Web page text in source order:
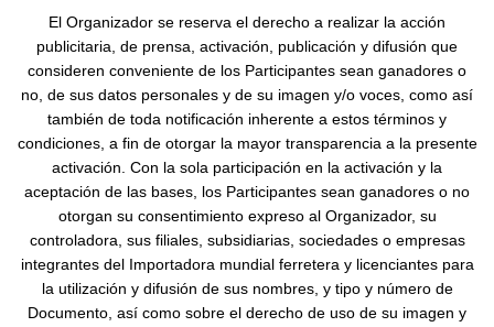
El Organizador se reserva el derecho a realizar la acción
publicitaria, de prensa, activación, publicación y difusión que
consideren conveniente de los Participantes sean ganadores o
no, de sus datos personales y de su imagen y/o voces, como así
también de toda notificación inherente a estos términos y
condiciones, a fin de otorgar la mayor transparencia a la presente
activación. Con la sola participación en la activación y la
aceptación de las bases, los Participantes sean ganadores o no
otorgan su consentimiento expreso al Organizador, su
controladora, sus filiales, subsidiarias, sociedades o empresas
integrantes del Importadora mundial ferretera y licenciantes para
la utilización y difusión de sus nombres, y tipo y número de
Documento, así como sobre el derecho de uso de su imagen y